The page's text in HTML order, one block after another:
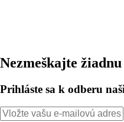
Nezmeškajte
Prihláste sa k odberu